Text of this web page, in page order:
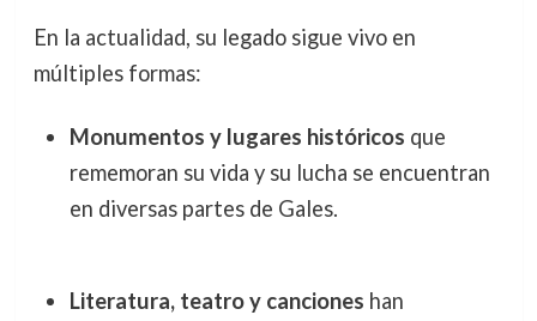
En la actualidad, su legado sigue vivo en
múltiples formas:
Monumentos y lugares históricos que
rememoran su vida y su lucha se encuentran
en diversas partes de Gales.
Literatura, teatro y canciones han